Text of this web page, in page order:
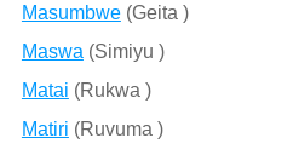
Masumbwe(Geita )
Maswa (Simiyu )
Matai (Rukwa )
Matiri (Ruvuma )